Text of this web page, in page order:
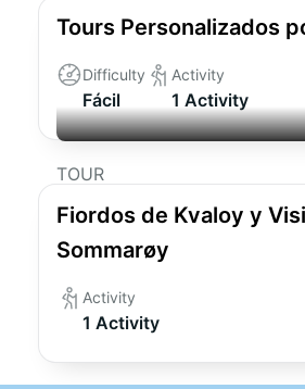
Tours Personalizados
Difficulty
Fácil
Activity
1 Activity
TOUR
Fiordos de Kvaloy y
Sommarøy
Activity
1 Activity